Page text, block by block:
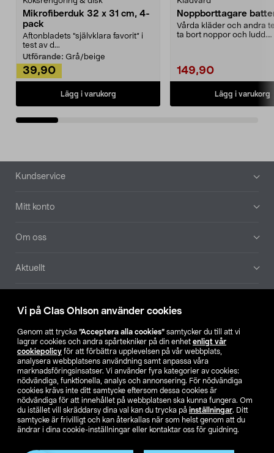
Vi på Clas Ohlson använder cookies
Genom att trycka ”Acceptera alla cookies” samtycker du till att vi
lagrar cookies och andra spårtekniker på din enhet enligt vår
cookiepolicy för att förbättra upplevelsen på vår webbplats,
analysera webbplatsens användning samt anpassa våra
marknadsföringsinsatser. Vi använder fyra kategorier av cookies:
nödvändiga, funktionella, analys och annonsering. För nödvändiga
cookies krävs inte ditt samtycke eftersom dessa cookies är
nödvändiga för att innehållet på webbplatsen ska kunna fungera. Om
du istället vill skräddarsy dina val kan du trycka på inställningar. Ditt
samtycke är frivilligt och kan återkallas när som helst genom att du
ändrar i dina cookie-inställningar eller kontaktar oss för guidning.
Mikrofiberduk 32 x 31 cm, 4-
pack
Aftonbladets "självklara favorit” i
test av d...
Utförande: Grå/beige
39,90
Lägg i varukorg
Noppborttagare
Vårda kläder och andra
ta bort noppor och ludd.
149,90
Lägg i varukorg
Sidfot
Kundservice
Mitt konto
Om oss
Aktuellt
Hitta butik
SE NO FI